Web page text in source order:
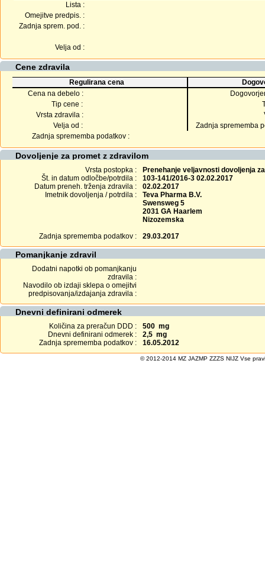
Lista :
Omejitve predpis. :
Zadnja sprem. pod. :
Velja od :
Cene zdravila
Regulirana cena
Cena na debelo :
Tip cene :
Vrsta zdravila :
Velja od :
Zadnja sprememba
Zadnja sprememba podatkov :
Dovoljenje za promet z zdravilom
Vrsta postopka :
Prenehanje veljavnosti dovoljenja
Št. in datum odločbe/potrdila :
103-141/2016-3 02.02.2017
Datum preneh. trženja zdravila :
02.02.2017
Imetnik dovoljenja / potrdila :
Teva Pharma B.V.
Swensweg 5
2031 GA Haarlem
Nizozemska
Zadnja sprememba podatkov :
29.03.2017
Pomanjkanje zdravil
Dodatni napotki ob pomanjkanju
zdravila :
Navodilo ob izdaji sklepa o omejitvi
predpisovanja/izdajanja zdravila :
Dnevni definirani odmerek
Količina za preračun DDD :
500 mg
Dnevni definirani odmerek :
2,5 mg
Zadnja sprememba podatkov :
16.05.2012
© 2012-2014 MZ JAZMP ZZZS NIJZ Vse